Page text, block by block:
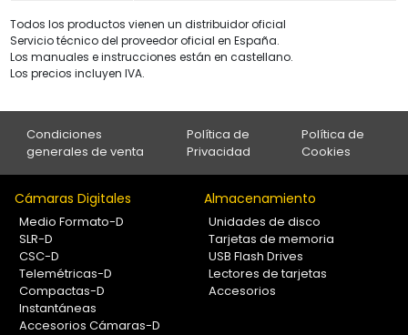
Todos los productos vienen un distribuidor oficial
Servicio técnico del proveedor oficial en España.
Los manuales e instrucciones están en castellano.
Los precios incluyen IVA.
Condiciones
generales de venta
Política de
Privacidad
Política de
Cookies
Cámaras Digitales
Medio Formato-D
SLR-D
CSC-D
Telemétricas-D
Compactas-D
Instantáneas
Accesorios Cámaras-D
Almacenamiento
Unidades de disco
Tarjetas de memoria
USB Flash Drives
Lectores de tarjetas
Accesorios